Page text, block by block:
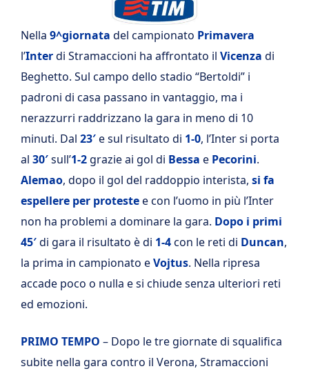
Nella 9^giornata del campionato Primavera
l’Interdi Stramaccioni ha affrontato il Vicenza di
Beghetto. Sul campo dello stadio “Bertoldi” i
padroni di casa passano in vantaggio, ma i
nerazzurri raddrizzano la gara in meno di 10
minuti. Dal 23′e sul risultato di 1-0, l’Inter si porta
al 30′sull’1-2 grazie ai gol di Bessa e Pecorini.
Alemao, dopo il gol del raddoppio interista, si fa
espellere per protestee con l’uomo in più l’Inter
non ha problemi a dominare la gara. Dopo i primi
45′di gara il risultato è di 1-4con le reti di Duncan,
la prima in campionato eVojtus. Nella ripresa
accade poco o nulla e si chiude senza ulteriori reti
ed emozioni.
PRIMO TEMPO – Dopo le tre giornate di squalifica
subite nella gara contro il Verona, Stramaccioni